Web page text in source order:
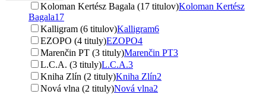
Koloman Kertész Bagala (17 titulov)Koloman Kertész
Bagala17
Kalligram (6 titulov)Kalligram6
EZOPO (4 tituly)EZOPO4
Marenčin PT (3 tituly)Marenčin PT3
L.C.A. (3 tituly)L.C.A.3
Kniha Zlín (2 tituly)Kniha Zlín2
Nová vlna (2 tituly)Nová vlna2